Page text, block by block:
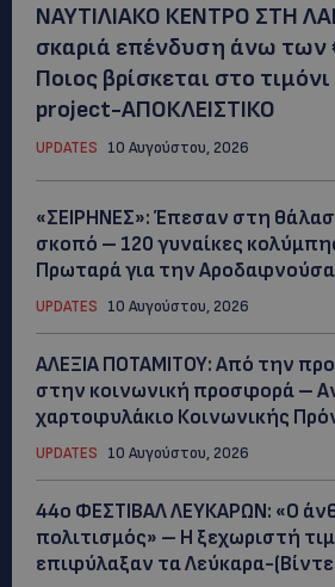
ΝΑΥΤΙΛΙΑΚΟ ΚΕΝΤΡΟ ΣΤΗ
σκαριά επένδυση άνω των
Ποιος βρίσκεται στο
project-ΑΠΟΚΛΕΙΣΤΙΚΟ
UPDATES 10 Αυγούστου, 2026
«ΣΕΙΡΗΝΕΣ»: Έπεσαν στη
σκοπό – 120 γυναίκες
Πρωταρά για την
UPDATES 10 Αυγούστου, 2026
ΑΛΕΞΙΑ ΠΟΤΑΜΙΤΟΥ: Από την
στην κοινωνική προσφορά –
χαρτοφυλάκιο Κοινωνικής
UPDATES 10 Αυγούστου, 2026
44ο ΦΕΣΤΙΒΑΛ ΛΕΥΚΑΡΩΝ: «Ο
πολιτισμός» – Η ξεχωριστή
επιφύλαξαν τα Λεύκαρα-